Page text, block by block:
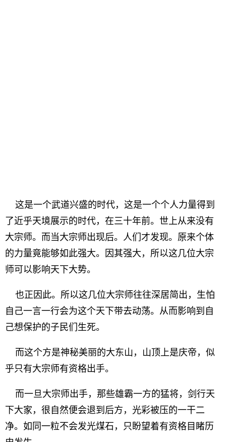
这是一个武道兴盛的时代，这是一个个人力量得到
了近乎天境展示的时代，在三十年前。世上从来没有
大宗师。而当大宗师出现后。人们才发现。原来个体
的力量竟能够如此强大。因其强大，所以这几位大宗
师可以影响天下大势。
也正因此。所以这几位大宗师往往深居简出，生怕
自己一言一行会为这个天下带去动荡。从而影响到自
己想保护的子民们生死。
而这个方是神秘美丽的大东山，山顶上是庆帝，似
乎只有大宗师有资格出手。
而一旦大宗师出手，那些雄霸一方的猛将，剑行天
下大家，很自然便会退到后方，光彩被压的一干二
净。如同一粒不会发光煤石，只盼望着有资格目睹历